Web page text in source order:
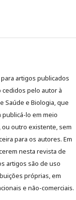
artigos publicados
pelo autor à
Saúde e Biologia, que
publicá-lo em meio
outro existente, sem
para os autores. Em
nesta revista de
artigos são de uso
próprias, em
e não-comerciais.